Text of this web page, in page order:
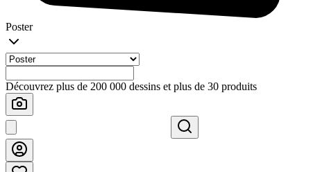
Poster
Découvrez plus de 200 000 dessins et plus de 30 produits